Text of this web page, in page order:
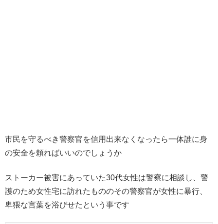
市民を守るべき警察官を信用出来なくなったら一体誰に身
の安全を頼ればいいのでしょうか
ストーカー被害にあっていた30代女性は警察に相談し、警
護のため女性宅に訪れたもののその警察官が女性に暴行、
卑猥な言葉を浴びせたという事です